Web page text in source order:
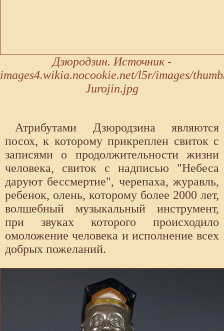
Дзюродзин. Источник -
images4.wikia.nocookie.net/l5r/images/
Jurojin.jpg
Атрибутами Дзюродзина являются
посох, к которому прикреплен свиток с
записями о продолжительности жизни
человека, свиток с надписью "Небеса
даруют бессмертие", черепаха, журавль,
ребенок, олень, которому более 2000 лет,
волшебный музыкальный инструмент,
при звуках которого происходило
омоложение человека и исполнение всех
добрых пожеланий.